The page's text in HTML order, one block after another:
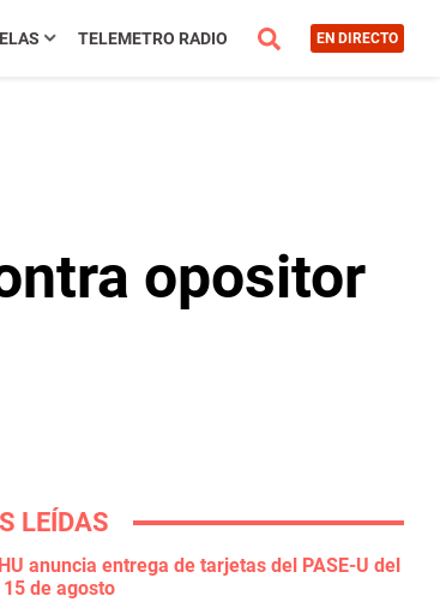
TELEMETRO RADIO EN DIRECTO
opositor
LEÍDAS
anuncia entrega de tarjetas del PASE-U del
15 de agosto